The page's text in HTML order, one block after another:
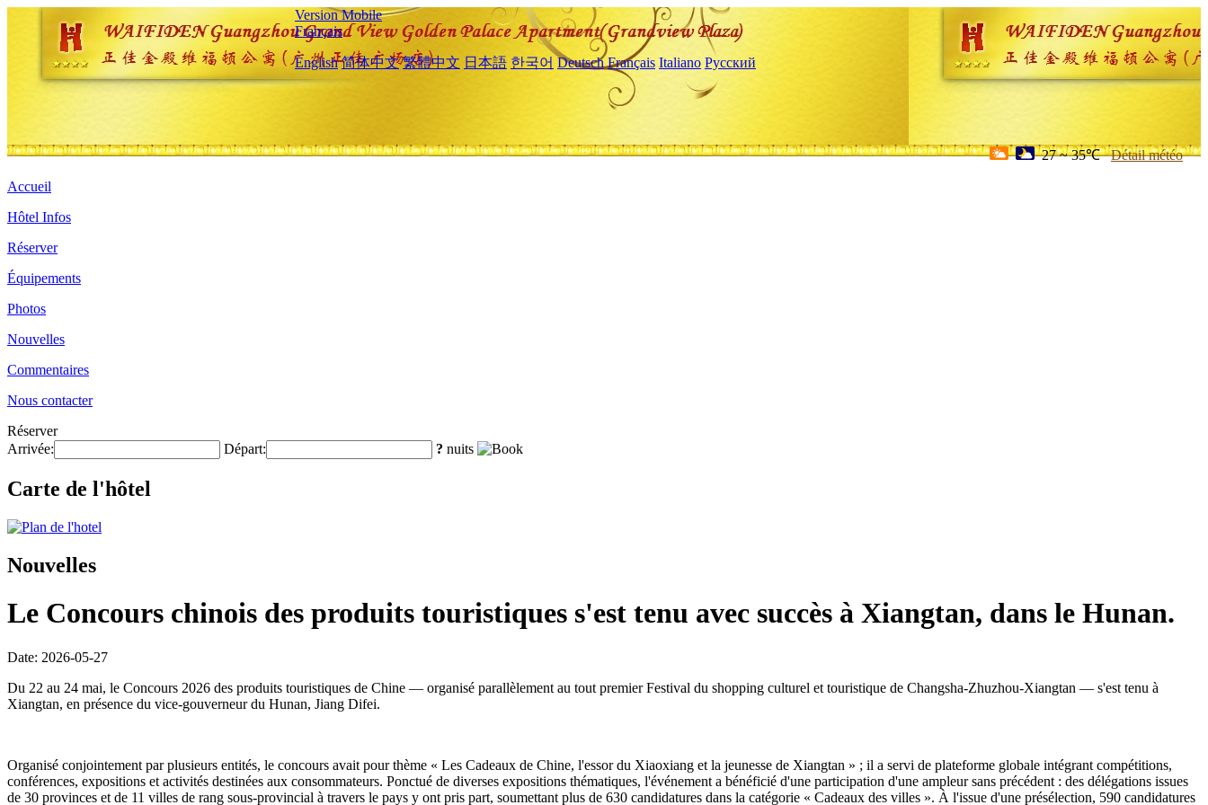
Version Mobile
Français
English 简体中文 繁體中文 日本語 한국어 Deutsch Français Italiano Русский
27 ~ 35℃ Détail météo
Accueil
Hôtel Infos
Réserver
Équipements
Photos
Nouvelles
Commentaires
Nous contacter
Réserver
Arrivée:
Départ: ? nuits
Carte de l'hôtel
Nouvelles
Le Concours chinois des produits touristiques s'est tenu avec succès à Xiangtan, dans le Hunan.
Date: 2026-05-27
Du 22 au 24 mai, le Concours 2026 des produits touristiques de Chine — organisé parallèlement au tout premier Festival du shopping culturel et touristique de Changsha-Zhuzhou-Xiangtan — s'est tenu à
Xiangtan, en présence du vice-gouverneur du Hunan, Jiang Difei.
Organisé conjointement par plusieurs entités, le concours avait pour thème « Les Cadeaux de Chine, l'essor du Xiaoxiang et la jeunesse de Xiangtan » ; il a servi de plateforme globale intégrant compétitions,
conférences, expositions et activités destinées aux consommateurs. Ponctué de diverses expositions thématiques, l'événement a bénéficié d'une participation d'une ampleur sans précédent : des délégations issues
de 30 provinces et de 11 villes de rang sous-provincial à travers le pays y ont pris part, soumettant plus de 630 candidatures dans la catégorie « Cadeaux des villes ». À l'issue d'une présélection, 590 candidatures